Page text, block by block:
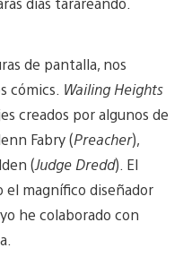
de pantalla, nos
cómics. Wailing Heights
creados por algunos de
Fabry (Preacher),
(Judge Dredd). El
el magnífico diseñador
he colaborado con